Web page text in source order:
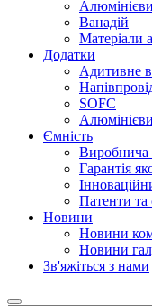
Ванадій
Матеріали
Додатки
Адитивне
SOFC
Ємність
Виробнича
Гарантія
Патенти та
Новини
Новини
Новини
Зв'яжіться з нами